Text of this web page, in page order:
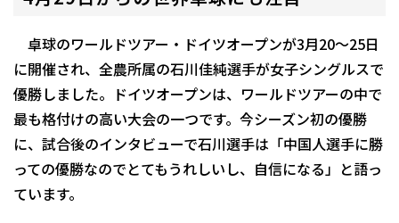
卓球のワールドツアー・ドイツオープンが3月20～25日
に開催され、全農所属の石川佳純選手が女子シングルスで
優勝しました。ドイツオープンは、ワールドツアーの中で
最も格付けの高い大会の一つです。今シーズン初の優勝
に、試合後のインタビューで石川選手は「中国人選手に勝
っての優勝なのでとてもうれしいし、自信になる」と語っ
ています。